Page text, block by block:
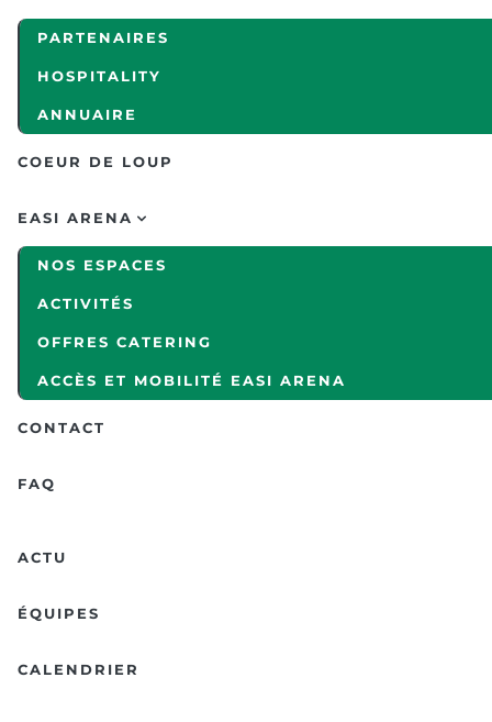
PARTENAIRES
HOSPITALITY
ANNUAIRE
COEUR DE LOUP
EASI ARENA
NOS ESPACES
ACTIVITÉS
OFFRES CATERING
ACCÈS ET MOBILITÉ EASI ARENA
CONTACT
FAQ
ACTU
ÉQUIPES
CALENDRIER